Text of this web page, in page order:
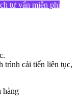
tư vấn miễn phí
trình cải tiến liên tục,
hàng